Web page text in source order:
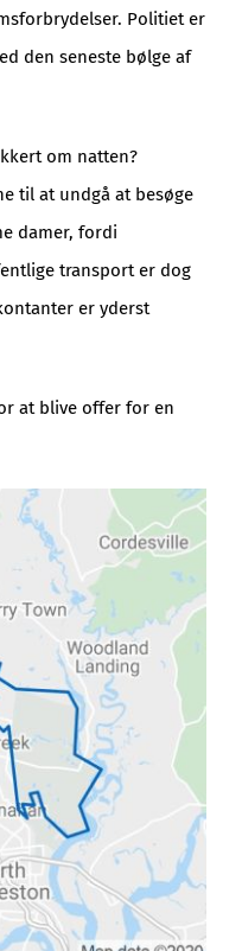
Politiet er
den seneste bølge af
om natten?
til at undgå at besøge
damer, fordi
transport er dog
er yderst
at blive offer for en